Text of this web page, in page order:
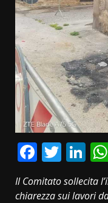
Il Comitato sollecita
chiarezza sui lavori